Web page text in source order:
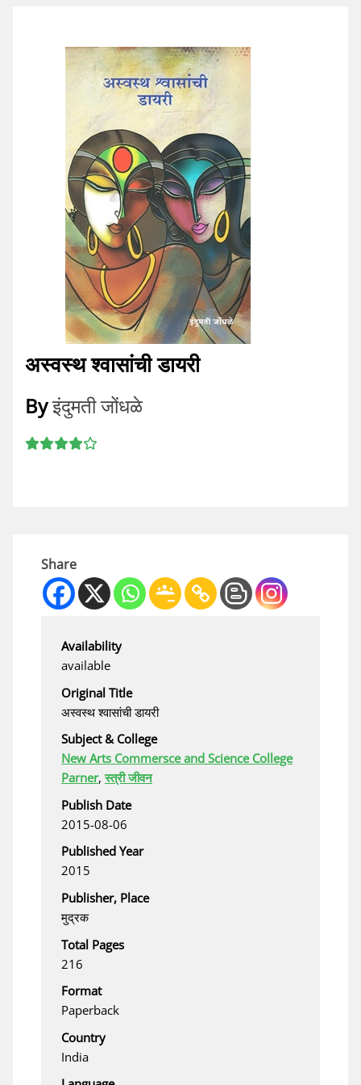
अस्वस्थ श्वासांची डायरी
Byइंदुमती जोंधळे
Share
Availability
available
Original Title
अस्वस्थ श्वासांची डायरी
Subject & College
New Arts Commersce and Science College
Parner,स्त्री जीवन
Publish Date
2015-08-06
Published Year
2015
Publisher, Place
मुद्रक
Total Pages
216
Format
Paperback
Country
India